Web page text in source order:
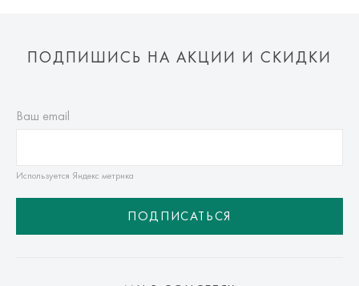
ПОДПИШИСЬ НА АКЦИИ И СКИДКИ
Ваш email
Используется Яндекс метрика
ПОДПИСАТЬСЯ